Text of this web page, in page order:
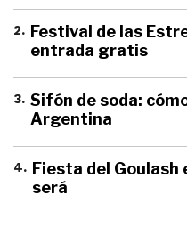
2. Festival de las
entrada gratis
3. Sifón de soda:
Argentina
4. Fiesta del Goulash
será